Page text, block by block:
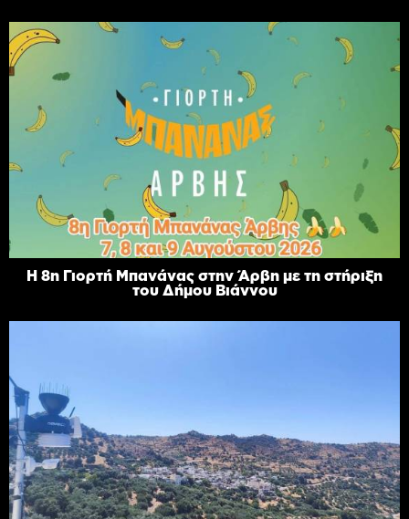
Η 8η Γιορτή Μπανάνας στην Άρβη με τη στήριξη
του Δήμου Βιάννου